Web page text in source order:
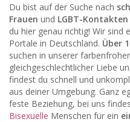
Du bist auf der Suche nach
Frauen und LGBT-Kontakten
du hier genau richtig! Wir sind
Portale in Deutschland. Über
suchen in unserer
gleichgeschlechtlicher Liebe
findest du schnell und
aus deiner Umgebung. Ganz
feste Beziehung, bei uns
Bisexuelle Menschen für ein